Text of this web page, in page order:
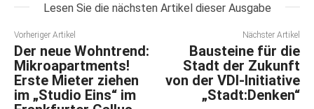
Lesen Sie die nächsten Artikel dieser Ausgabe
Vorheriger Artikel
Der neue Wohntrend:
Mikroapartments!
Erste Mieter ziehen
im „Studio Eins“ im
Nächster Artikel
Bausteine für die
Stadt der Zukunft
von der VDI-Initiative
„Stadt:Denken“